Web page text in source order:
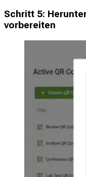
Schritt 5:
vorbereiten